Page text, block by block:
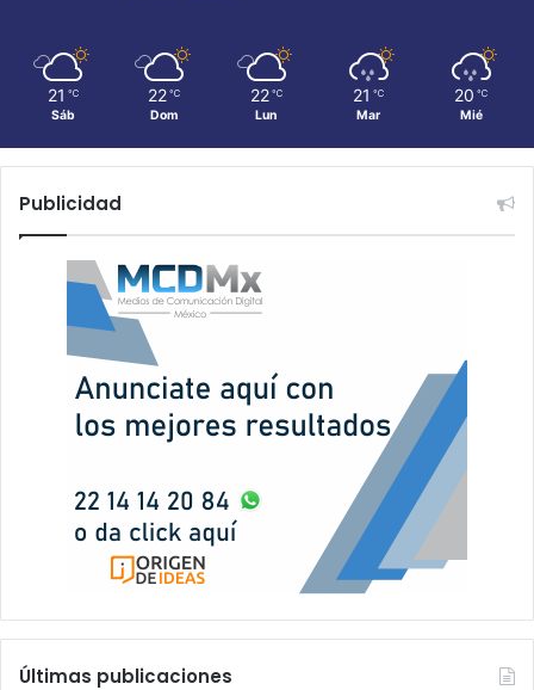
21 ℃
Sáb
22 ℃
Dom
22 ℃
Lun
21 ℃
Mar
20 ℃
Mié
Publicidad
Últimas publicaciones